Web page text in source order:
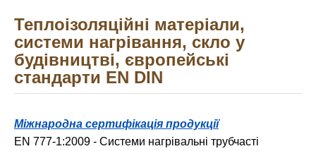
Теплоізоляційні матеріали,
системи нагрівання, скло у
будівництві, європейські
стандарти EN DIN
Міжнародна сертифікація продукції
EN 777-1:2009 - Системи нагрівальні трубчасті